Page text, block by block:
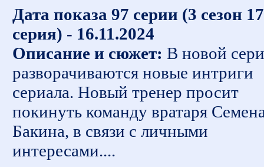
Дата показа 97 серии (3 сезон 17
серия) - 16.11.2024
Описание и сюжет: В новой
разворачиваются новые интриги
сериала. Новый тренер просит
покинуть команду вратаря
Бакина, в связи с личными
интересами....